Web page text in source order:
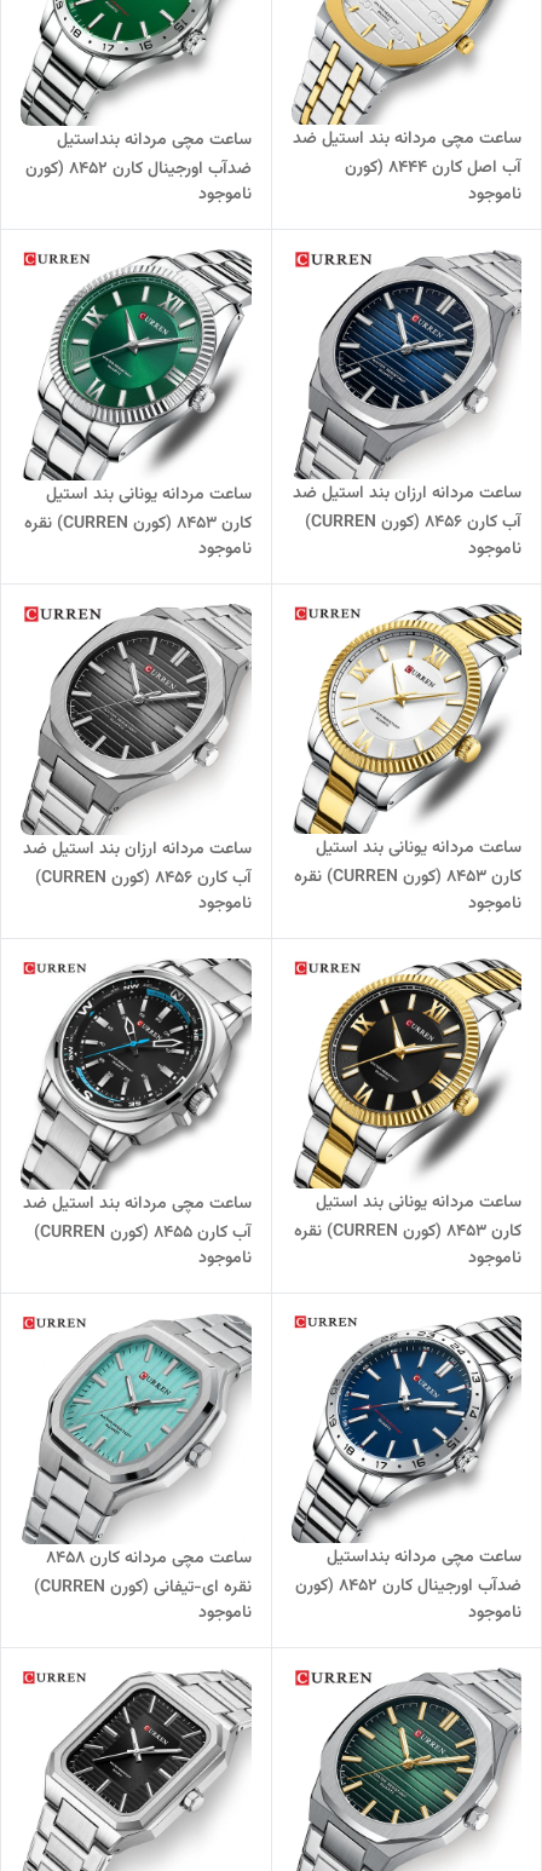
ساعت مچی مردانه بند استیل ضد
آب اصل کارن 8444 (کورن
CURREN) نقره ای-طلایی-سفید
ناموجود
ساعت مچی مردانه بنداستیل
ضدآب اورجینال کارن 8452 (کورن
CURREN) نقره ای-سبز
ناموجود
ساعت مردانه ارزان بند استیل ضد
آب کارن 8456 (کورن CURREN)
نقره ای-آبی
ناموجود
ساعت مردانه یونانی بند استیل
کارن 8453 (کورن CURREN) نقره
ای-سبز
ناموجود
ساعت مردانه یونانی بند استیل
کارن 8453 (کورن CURREN) نقره
ای-طلایی-سفید
ناموجود
ساعت مردانه ارزان بند استیل ضد
آب کارن 8456 (کورن CURREN)
نقره ای-مشکی
ناموجود
ساعت مردانه یونانی بند استیل
کارن 8453 (کورن CURREN) نقره
ای-طلایی-مشکی
ناموجود
ساعت مچی مردانه بند استیل ضد
آب کارن 8455 (کورن CURREN)
نقره ای-مشکی
ناموجود
ساعت مچی مردانه بنداستیل
ضدآب اورجینال کارن 8452 (کورن
CURREN) نقره ای-آبی
ناموجود
ساعت مچی مردانه کارن 8458
نقره ای-تیفانی (کورن CURREN)
ناموجود